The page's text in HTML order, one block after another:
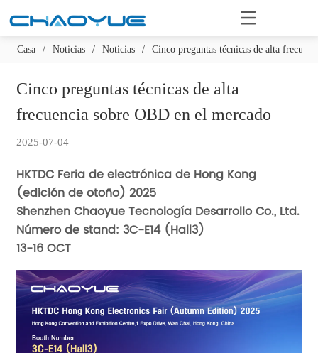
Casa / Noticias / Noticias / Cinco preguntas técnicas de alta
Cinco preguntas técnicas de alta
frecuencia sobre OBD en el mercado
2025-07-04